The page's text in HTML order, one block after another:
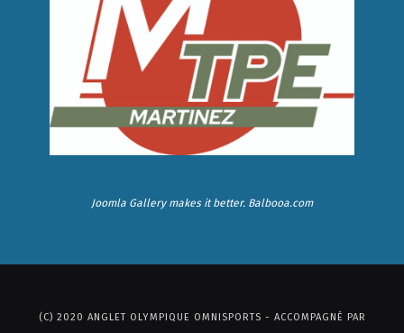
Joomla Gallerymakes it better. Balbooa.com
(C) 2020 ANGLET OLYMPIQUE OMNISPORTS - ACCOMPAGNÉ PAR